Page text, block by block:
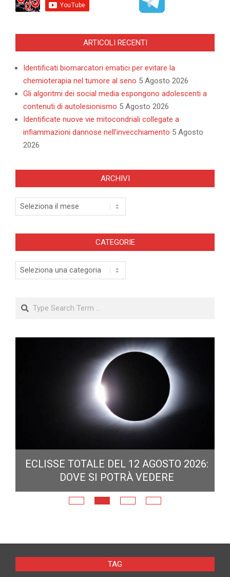
ARTICOLI RECENTI
Identificati biomarcatori ematici per evitare la
chemioterapia nel tumore al seno 5 Agosto 2026
Gli algoritmi dei social media espongono adolescenti a
contenuti di autolesionismo 5 Agosto 2026
Identificate nuove vie mitocondriali collegate a
infiammazioni dannose nell’invecchiamento 5 Agosto
2026
ARCHIVI
Archivi
CATEGORIE
Categorie
Search
ECLISSE TOTALE DEL 12 AGOSTO 2026:
DOVE SI POTRÀ VEDERE
TAG